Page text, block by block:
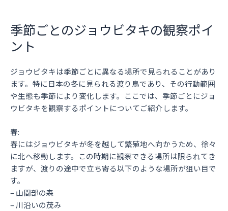
季節ごとのジョウビタキの観察ポイ
ント
ジョウビタキは季節ごとに異なる場所で見られることがあり
ます。特に日本の冬に見られる渡り鳥であり、その行動範囲
や生態も季節により変化します。ここでは、季節ごとにジョ
ウビタキを観察するポイントについてご紹介します。
春:
春にはジョウビタキが冬を越して繁殖地へ向かうため、徐々
に北へ移動します。この時期に観察できる場所は限られてき
ますが、渡りの途中で立ち寄る以下のような場所が狙い目で
す。
– 山間部の森
– 川沿いの茂み